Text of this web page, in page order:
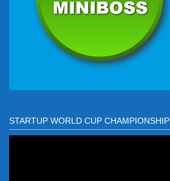
STARTUP WORLD CUP CHAMPIONSHIP